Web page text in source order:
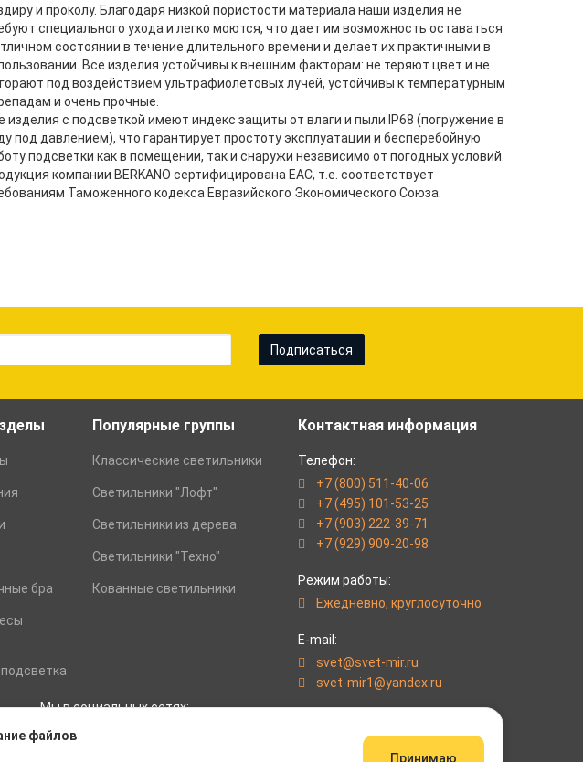
и проколу. Благодаря низкой пористости материала наши изделия не
специального ухода и легко моются, что дает им возможность оставаться
состоянии в течение длительного времени и делает их практичными в
Все изделия устойчивы к внешним факторам: не теряют цвет и не
под воздействием ультрафиолетовых лучей, устойчивы к температурным
и очень прочные.
изделия с подсветкой имеют индекс защиты от влаги и пыли IP68 (погружение в
под давлением), что гарантирует простоту эксплуатации и бесперебойную
подсветки как в помещении, так и снаружи независимо от погодных условий.
компании BERKANO сертифицирована EAC, т.е. соответствует
Таможенного кодекса Евразийского Экономического Союза.
Подписаться
бра
Популярные группы
Классические светильники
Светильники "Лофт"
Светильники из дерева
Светильники "Техно"
Кованные светильники
Мы в социальных сетях:
Контактная информация
Телефон:
+7 (800) 511-40-06
+7 (495) 101-53-25
+7 (903) 222-39-71
+7 (929) 909-20-98
Режим работы:
Eжедневно, круглосуточно
E-mail:
svet@svet-mir.ru
svet-mir1@yandex.ru
г. Москва, ул. Верейская, д. 29.
файлов
Принимаю